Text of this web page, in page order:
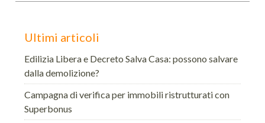
Ultimi articoli
Edilizia Libera e Decreto Salva Casa: possono salvare
dalla demolizione?
Campagna di verifica per immobili ristrutturati con
Superbonus